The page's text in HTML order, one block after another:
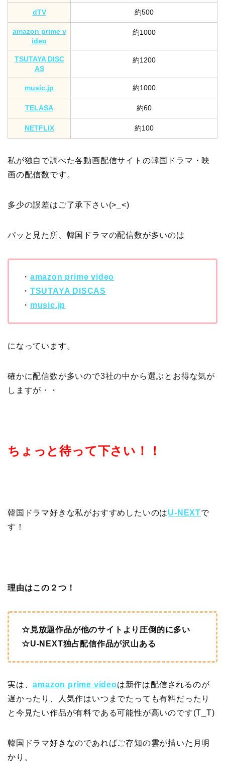
dTV 約500
amazon prime v
ideo
約1000
TSUTAYA DISC
AS
約1200
music.jp 約1000
TELASA 約60
NETFLIX 約100
私が独自で調べた各動画配信サイトの韓国ドラマ・映
画の配信数です。
多少の誤差はご了承下さい(>_<)
パッと見た所、韓国ドラマの配信数が多いのは
・ amazon prime video
・ TSUTAYA DISCAS
・ music.jp
になっています。
確かに配信数が多いので3社の中から選ぶとお得な気が
しますが・・
ちょっと待って下さい！！
韓国ドラマ好きな私がおすすめしたいのはU-NEXTで
す！
理由はこの２つ！
☆見放題作品が他のサイトより圧倒的に多い
☆U-NEXT独占配信作品が沢山ある
実は、amazon prime videoは新作は配信されるのが
遅かったり、人気作はいつまでたっても有料だったり
と今見たい作品が有料である可能性が高いのです(T_T)
韓国ドラマ好きなのであればご存知の雲が描いた月明
かり。